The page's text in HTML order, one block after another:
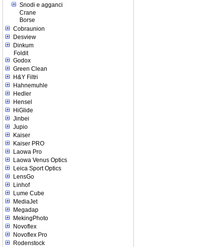
Snodi e agganci
Crane
Borse
Cobraunion
Desview
Dinkum
Foldit
Godox
Green Clean
H&Y Filtri
Hahnemuhle
Hedler
Hensel
HiGlide
Jinbei
Jupio
Kaiser
Kaiser PRO
Laowa Pro
Laowa Venus Optics
Leica Sport Optics
LensGo
Linhof
Lume Cube
MediaJet
Megadap
MekingPhoto
Novoflex
Novoflex Pro
Rodenstock